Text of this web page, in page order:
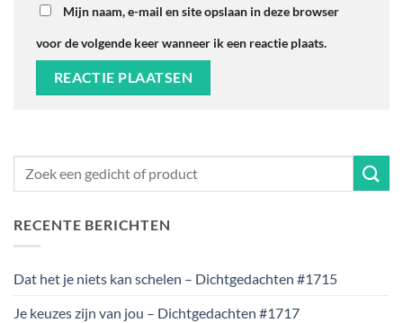
Mijn naam, e-mail en site opslaan in deze browser
voor de volgende keer wanneer ik een reactie plaats.
RECENTE BERICHTEN
Dat het je niets kan schelen – Dichtgedachten #1715
Je keuzes zijn van jou – Dichtgedachten #1717